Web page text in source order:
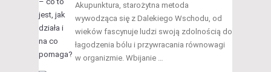
Akupunktura, starożytna metoda
wywodząca się z Dalekiego Wschodu, od
wieków fascynuje ludzi swoją zdolnością do
łagodzenia bólu i przywracania równowagi
w organizmie. Wbijanie …